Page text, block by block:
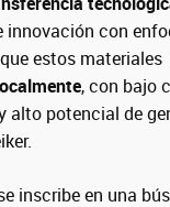
innovación con
estos materiales
, con bajo
alto potencial de
inscribe en una